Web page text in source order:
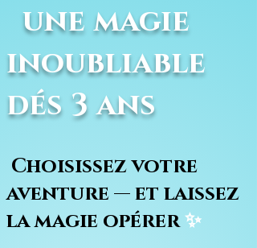
une magie
inoubliable
dés 3 ans
Choisissez votre
aventure — et laissez
la magie opérer✨